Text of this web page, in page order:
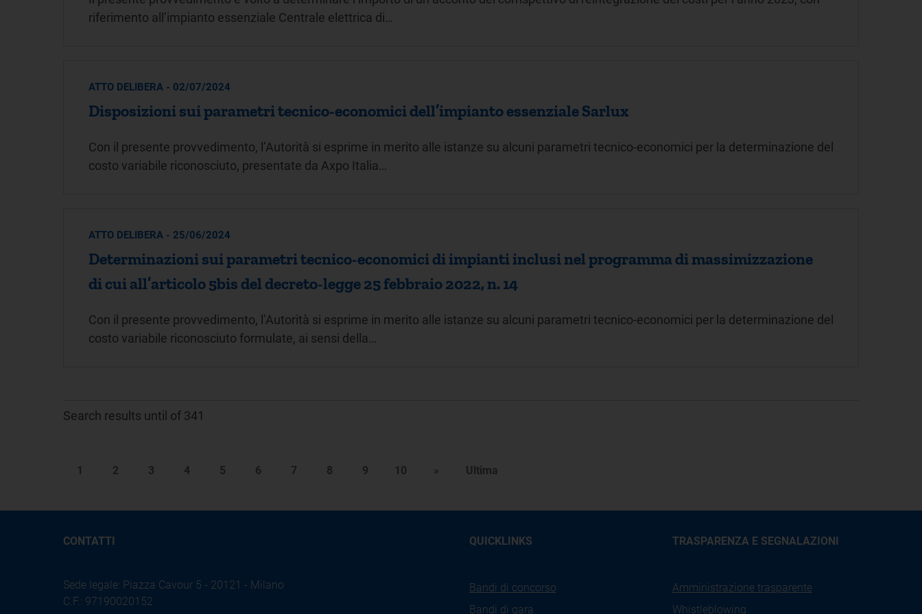
riferimento all’impianto essenziale Centrale elettrica di…
ATTO DELIBERA - 02/07/2024
Disposizioni sui parametri tecnico-economici dell’impianto essenziale Sarlux
Con il presente provvedimento, l’Autorità si esprime in merito alle istanze su alcuni parametri tecnico-economici per la determinazione del
costo variabile riconosciuto, presentate da Axpo Italia…
ATTO DELIBERA - 25/06/2024
Determinazioni sui parametri tecnico-economici di impianti inclusi nel programma di massimizzazione
di cui all’articolo 5bis del decreto-legge 25 febbraio 2022, n. 14
Con il presente provvedimento, l’Autorità si esprime in merito alle istanze su alcuni parametri tecnico-economici per la determinazione del
costo variabile riconosciuto formulate, ai sensi della…
Search results until of 341
1 2 3 4 5 6 7 8 9 10 » Ultima
CONTATTI
Sede legale: Piazza Cavour 5 - 20121 - Milano
C.F.: 97190020152
QUICKLINKS
Bandi di concorso
Bandi di gara
TRASPARENZA E SEGNALAZIONI
Amministrazione trasparente
Whistleblowing